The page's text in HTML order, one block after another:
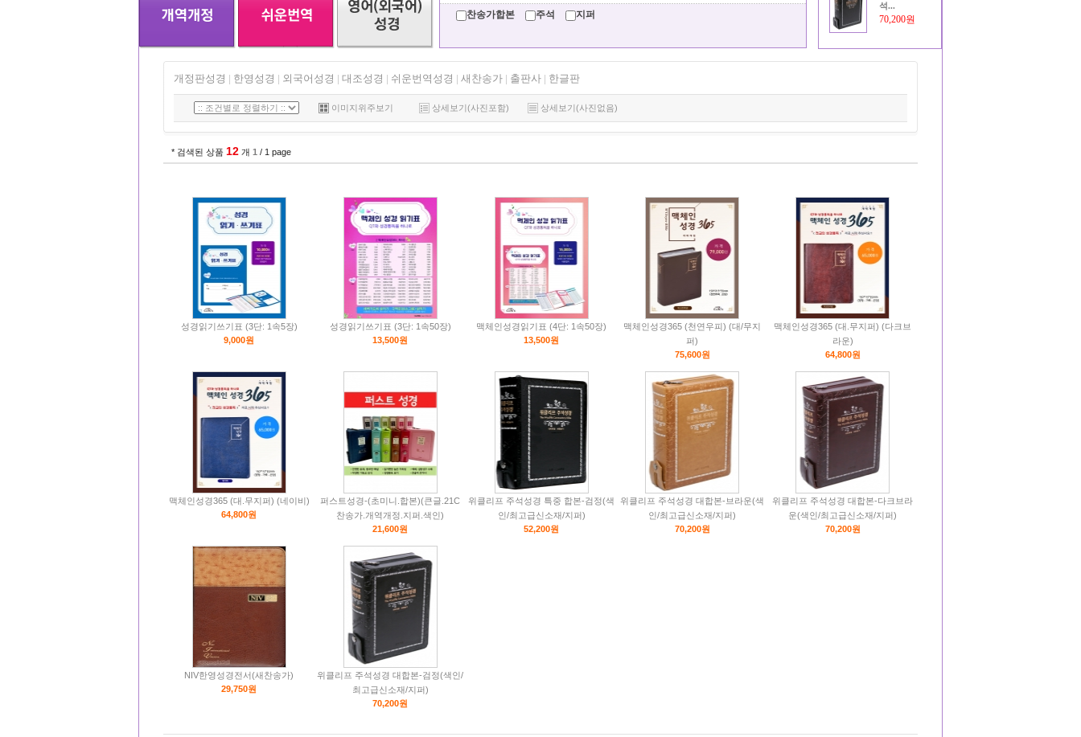
찬송가합본
주석 지퍼
석...
70,200원
개정판성경 한영성경 외국어성경 대조성경 쉬운번역성경 새찬송가 출판사 한글판
이미지위주보기 상세보기(사진포함) 상세보기(사진없음)
* 검색된 상품 12 개 1 / 1 page
성경읽기쓰기표 (3단: 1속5장)
9,000원
성경읽기쓰기표 (3단: 1속50장)
13,500원
맥체인성경읽기표 (4단: 1속50장)
13,500원
맥체인성경365 (천연우피) (대/무지
퍼)
75,600원
맥체인성경365 (대.무지퍼) (다크브
라운)
64,800원
맥체인성경365 (대.무지퍼) (네이비)
64,800원
퍼스트성경-(초미니.합본)(큰글.21C
찬송가.개역개정.지퍼.색인)
21,600원
위클리프 주석성경 특중 합본-검정(색
인/최고급신소재/지퍼)
52,200원
위클리프 주석성경 대합본-브라운(색
인/최고급신소재/지퍼)
70,200원
위클리프 주석성경 대합본-다크브라
운(색인/최고급신소재/지퍼)
70,200원
NIV한영성경전서(새찬송가)
29,750원
위클리프 주석성경 대합본-검정(색인/
최고급신소재/지퍼)
70,200원